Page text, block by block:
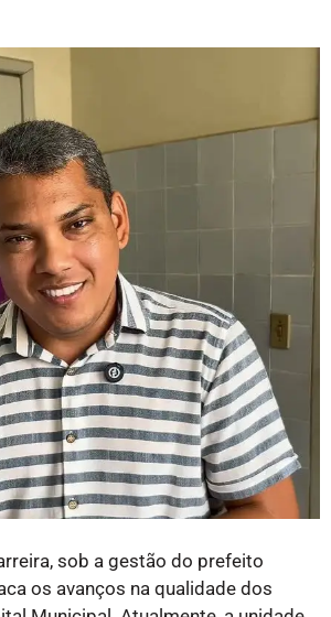
sob a gestão do prefeito
os avanços na qualidade dos